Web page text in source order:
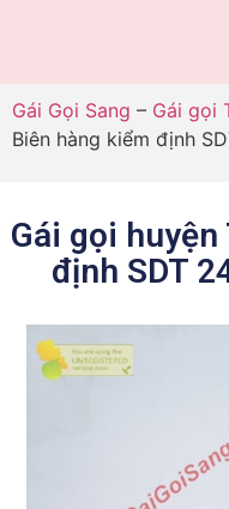
Gái Gọi Sang – Gái gọi
Biên hàng kiểm định
Gái gọi
định SDT